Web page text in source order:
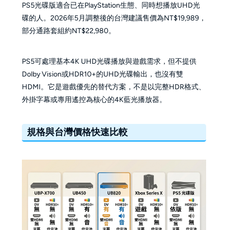
PS5光碟版適合已在PlayStation生態、同時想播放UHD光
碟的人。2026年5月調整後的台灣建議售價為NT$19,989，
部分通路套組約NT$22,980。
PS5可處理基本4K UHD光碟播放與遊戲需求，但不提供
Dolby Vision或HDR10+的UHD光碟輸出，也沒有雙
HDMI。它是遊戲優先的替代方案，不是以完整HDR格式、
外掛字幕或專用遙控為核心的4K藍光播放器。
規格與台灣價格快速比較